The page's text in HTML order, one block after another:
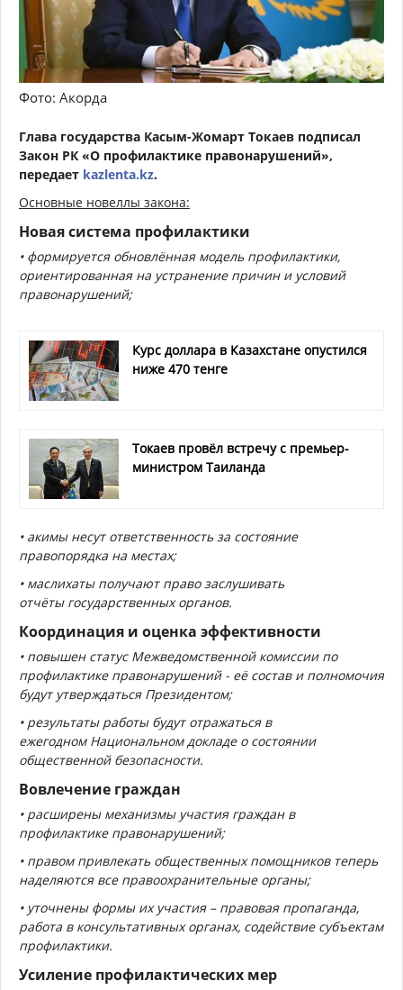
Фото: Акорда
Глава государства Касым-Жомарт Токаев подписал
Закон РК «О профилактике правонарушений»,
передает kazlenta.kz.
Основные новеллы закона:
Новая система профилактики
• формируется обновлённая модель профилактики,
ориентированная на устранение причин и условий
правонарушений;
Курс доллара в Казахстане опустился
ниже 470 тенге
Токаев провёл встречу с премьер-
министром Таиланда
• акимы несут ответственность за состояние
правопорядка на местах;
• маслихаты получают право заслушивать
отчёты государственных органов.
Координация и оценка эффективности
• повышен статус Межведомственной комиссии по
профилактике правонарушений - её состав и полномочия
будут утверждаться Президентом;
• результаты работы будут отражаться в
ежегодном Национальном докладе о состоянии
общественной безопасности.
Вовлечение граждан
• расширены механизмы участия граждан в
профилактике правонарушений;
• правом привлекать общественных помощников теперь
наделяются все правоохранительные органы;
• уточнены формы их участия – правовая пропаганда,
работа в консультативных органах, содействие субъектам
профилактики.
Усиление профилактических мер